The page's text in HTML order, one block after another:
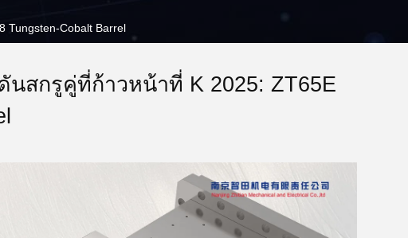
Tungsten-Cobalt Barrel
นสกรูคู่ที่ก้าวหน้าที่ K 2025: ZT65E